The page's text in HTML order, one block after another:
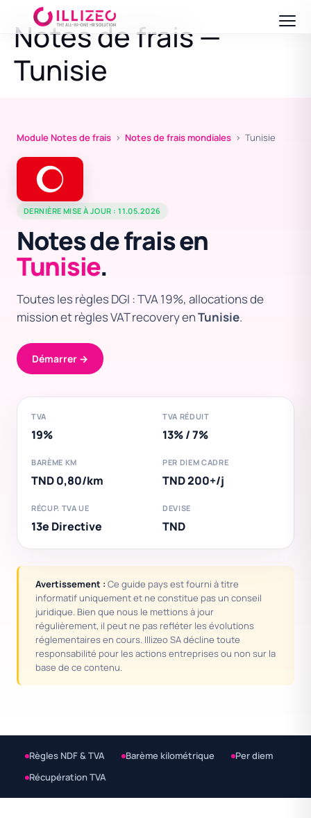
Notes de frais —
Tunisie
Module Notes de frais › Notes de frais mondiales › Tunisie
DERNIÈRE MISE À JOUR : 11.05.2026
Notes de frais en
Tunisie.
Toutes les règles DGI : TVA 19%, allocations de
mission et règles VAT recovery enTunisie.
Démarrer →
TVA
19%
TVA RÉDUIT
13% / 7%
BARÈME KM
TND 0,80/km
PER DIEM CADRE
TND 200+/j
RÉCUP. TVA UE
13e Directive
DEVISE
TND
Avertissement : Ce guide pays est fourni à titre
informatif uniquement et ne constitue pas un conseil
juridique. Bien que nous le mettions à jour
régulièrement, il peut ne pas refléter les évolutions
réglementaires en cours. Illizeo SA décline toute
responsabilité pour les actions entreprises ou non sur la
base de ce contenu.
Règles NDF & TVA Barème kilométrique
Per diem
Récupération TVA